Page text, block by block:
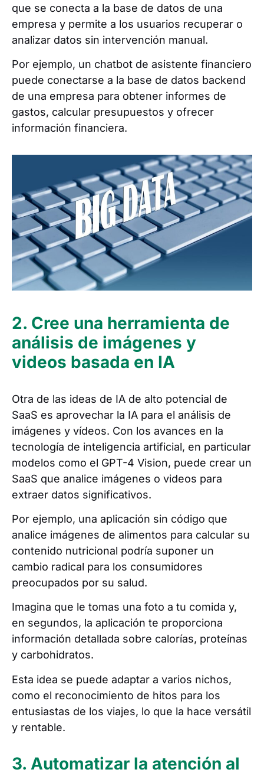
que se conecta a la base de datos de una
empresa y permite a los usuarios recuperar o
analizar datos sin intervención manual.
Por ejemplo, un chatbot de asistente financiero
puede conectarse a la base de datos backend
de una empresa para obtener informes de
gastos, calcular presupuestos y ofrecer
información financiera.
2. Cree una herramienta de
análisis de imágenes y
videos basada en IA
Otra de las ideas de IA de alto potencial de
SaaS es aprovechar la IA para el análisis de
imágenes y vídeos. Con los avances en la
tecnología de inteligencia artificial, en particular
modelos como el GPT-4 Vision, puede crear un
SaaS que analice imágenes o videos para
extraer datos significativos.
Por ejemplo, una aplicación sin código que
analice imágenes de alimentos para calcular su
contenido nutricional podría suponer un
cambio radical para los consumidores
preocupados por su salud.
Imagina que le tomas una foto a tu comida y,
en segundos, la aplicación te proporciona
información detallada sobre calorías, proteínas
y carbohidratos.
Esta idea se puede adaptar a varios nichos,
como el reconocimiento de hitos para los
entusiastas de los viajes, lo que la hace versátil
y rentable.
3. Automatizar la atención al